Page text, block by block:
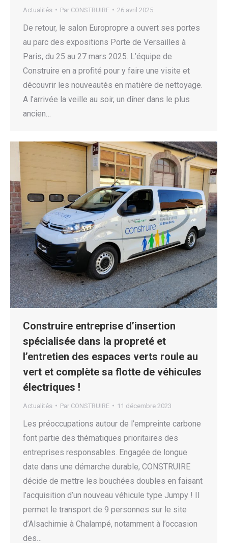
Actualités Par CONSTRUIRE 26 avril 2025
De retour, le salon Europropre a ouvert ses portes
au parc des expositions Porte de Versailles à
Paris, du 25 au 27 mars 2025. L’équipe de
Construire en a profité pour y faire une visite et
découvrir les nouveautés en matière de nettoyage.
A l’arrivée la veille au soir, un dîner dans le plus
ancien…
Construire entreprise d’insertion
spécialisée dans la propreté et
l’entretien des espaces verts roule au
vert et complète sa flotte de véhicules
électriques !
Actualités Par CONSTRUIRE 11 décembre 2023
Les préoccupations autour de l’empreinte carbone
font partie des thématiques prioritaires des
entreprises responsables. Engagée de longue
date dans une démarche durable, CONSTRUIRE
décide de mettre les bouchées doubles en faisant
l’acquisition d’un nouveau véhicule type Jumpy ! Il
permet le transport de 9 personnes sur le site
d’Alsachimie à Chalampé, notamment à l’occasion
des…